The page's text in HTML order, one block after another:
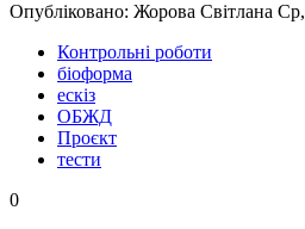
Опубліковано: Жорова Світлана
Контрольні роботи
біоформа
ескіз
ОБЖД
Проєкт
тести
0